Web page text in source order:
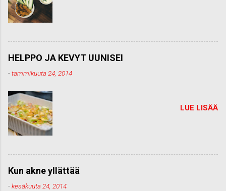
HELPPO JA KEVYT UUNISEI
-tammikuuta 24, 2014
LUE LISÄÄ
Kun akne yllättää
-kesäkuuta 24, 2014